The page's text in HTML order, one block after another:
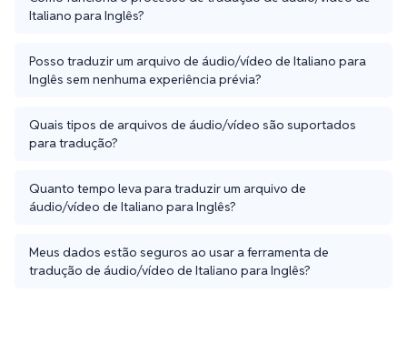
Italiano para Inglês?
Posso traduzir um arquivo de áudio/vídeo de Italiano para
Inglês sem nenhuma experiência prévia?
Quais tipos de arquivos de áudio/vídeo são suportados
para tradução?
Quanto tempo leva para traduzir um arquivo de
áudio/vídeo de Italiano para Inglês?
Meus dados estão seguros ao usar a ferramenta de
tradução de áudio/vídeo de Italiano para Inglês?